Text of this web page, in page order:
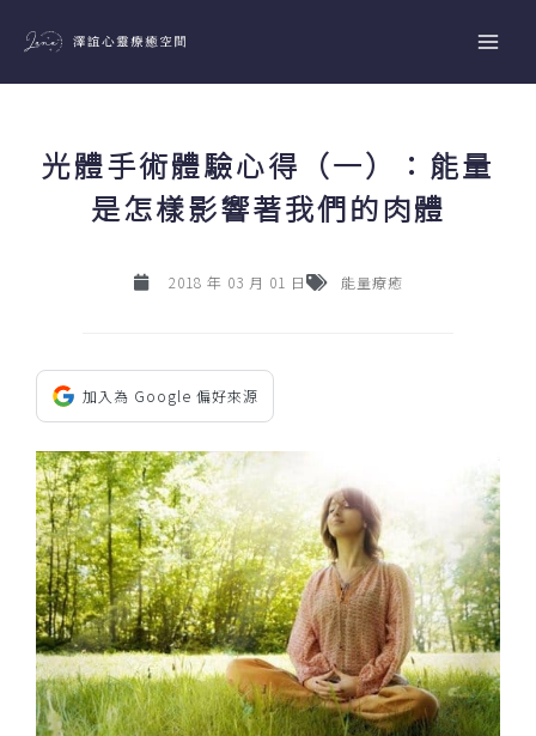
主
光體手術體驗心得（一）：能量
是怎樣影響著我們的肉體
2018 年 03 月 01 日 能量療癒
加入為 Google 偏好來源